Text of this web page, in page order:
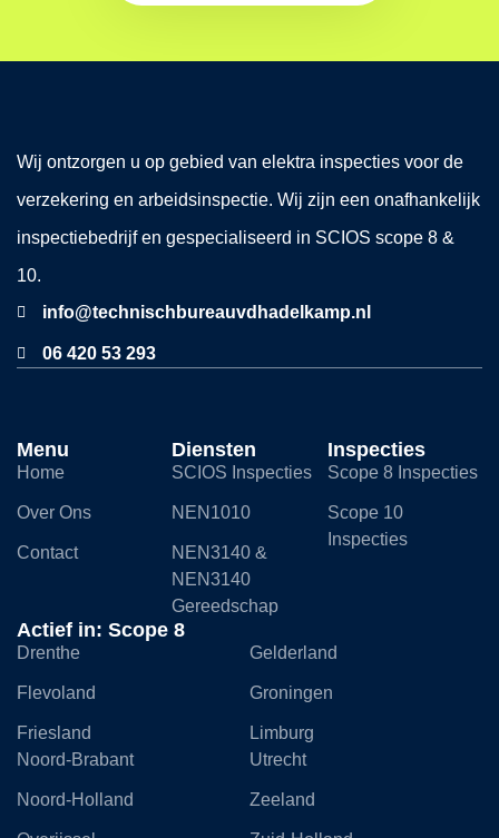
Wij ontzorgen u op gebied van elektra inspecties voor de
verzekering en arbeidsinspectie. Wij zijn een onafhankelijk
inspectiebedrijf en gespecialiseerd in SCIOS scope 8 &
10.
info@technischbureauvdhadelkamp.nl
06 420 53 293
Menu
Home
Over Ons
Contact
Diensten
SCIOS Inspecties
NEN1010
NEN3140 &
NEN3140
Gereedschap
Inspecties
Scope 8 Inspecties
Scope 10
Inspecties
Actief in: Scope 8
Drenthe
Flevoland
Friesland
Gelderland
Groningen
Limburg
Noord-Brabant
Noord-Holland
Utrecht
Zeeland